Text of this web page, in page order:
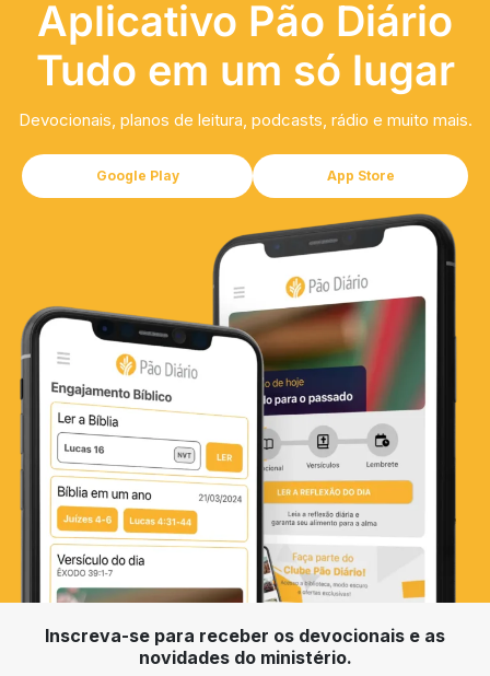
Aplicativo Pão Diário
Tudo em um só lugar
Devocionais, planos de leitura, podcasts, rádio e muito mais.
Google Play App Store
Inscreva-se para receber os devocionais e as
novidades do ministério.